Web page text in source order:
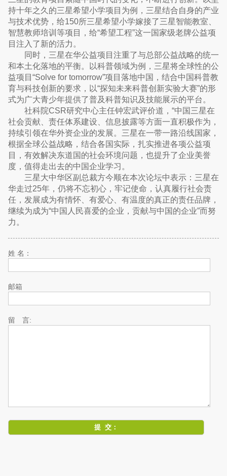
持十年之久的三星希望小学项目为例，三星结合自身的产业
与技术优势，给150所三星希望小学嫁接了三星智能教室、
智慧教师培训等项目，给“希望工程”这一国家级老牌公益项
目注入了新的活力。
同时，三星在华公益项目注重了与总部公益战略的统一
和本土化落地的平衡。以科普领域为例，三星将全球性的公
益项目“Solve for tomorrow”项目落地中国，结合中国科普教
育与科技创新的要求，以“探知未来科普创新实验大赛”的形
式为广大青少年提供了普及科普知识及技能展示的平台。
社科院CSR研究中心主任钟宏武评价道，“中国三星在
社会贡献、责任体系建设、信息披露等方面一直积极作为，
持续引领在华外资企业的发展。三星在一带一路沿线国家，
根据全球公益战略，结合各国实际，扎实推进各项公益项
目，有效解决东道国的社会环境问题，也提升了企业美誉
度，值得走出去的中国企业学习。
三星大中华区副总裁方今顺在本次论坛中表示：三星在
华走过25年，仍将不忘初心，牢记使命，认真履行社会责
任，发展成为有情怀、有爱心、有温度的真正的责任品牌，
继续为成为“中国人民喜爱的企业，贡献与中国的企业”而努
力。
姓 名：
邮箱
留 言: